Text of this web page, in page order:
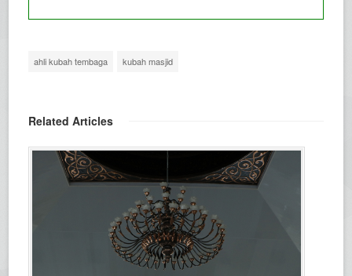
ahli kubah tembaga kubah masjid
Related Articles